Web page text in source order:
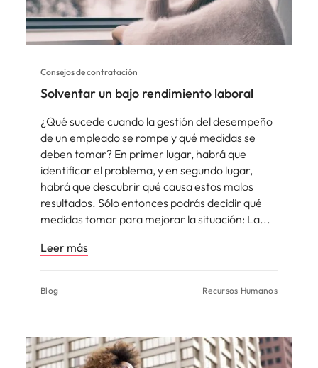
Consejos de contratación
Solventar un bajo rendimiento laboral
¿Qué sucede cuando la gestión del desempeño
de un empleado se rompe y qué medidas se
deben tomar? En primer lugar, habrá que
identificar el problema, y en segundo lugar,
habrá que descubrir qué causa estos malos
resultados. Sólo entonces podrás decidir qué
medidas tomar para mejorar la situación: La
Leer más
Blog Recursos Humanos